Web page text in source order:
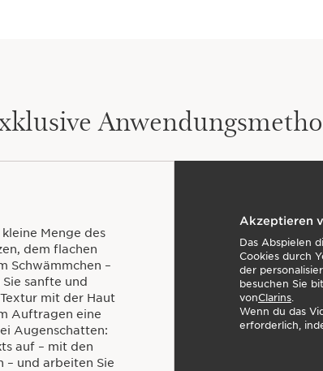
Menge des
dem flachen
Schwämmchen –
sanfte und
mit der Haut
Auftragen eine
Augenschatten:
auf – mit den
– und arbeiten Sie
Akzeptieren
Das Abspielen
Cookies durch
der
besuchen Sie
vonClarins.
Wenn du das
erforderlich,